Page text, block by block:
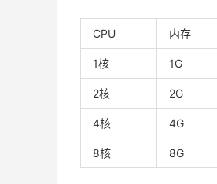
CPU 内存
1核 1G
2核 2G
4核 4G
8核 8G